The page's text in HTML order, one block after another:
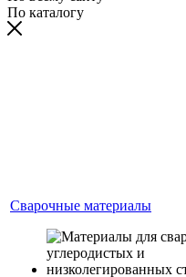
По каталогу
Сварочные материалы